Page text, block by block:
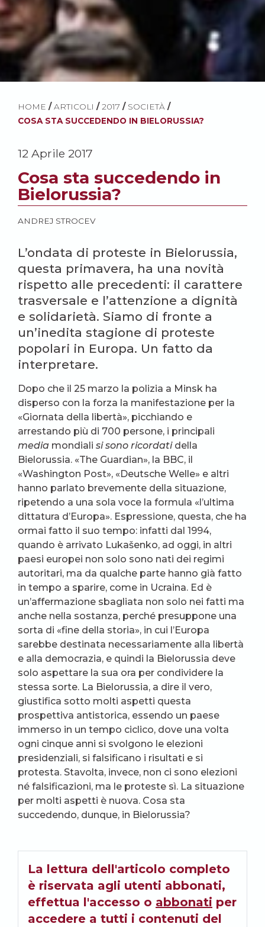
HOME / ARTICOLI / 2017 / SOCIETÀ /
COSA STA SUCCEDENDO IN BIELORUSSIA?
12 Aprile 2017
Cosa sta succedendo in
Bielorussia?
ANDREJ STROCEV
L’ondata di proteste in Bielorussia,
questa primavera, ha una novità
rispetto alle precedenti: il carattere
trasversale e l’attenzione a dignità
e solidarietà. Siamo di fronte a
un’inedita stagione di proteste
popolari in Europa. Un fatto da
interpretare.
Dopo che il 25 marzo la polizia a Minsk ha
disperso con la forza la manifestazione per la
«Giornata della libertà», picchiando e
arrestando più di 700 persone, i principali
media mondiali si sono ricordatidella
Bielorussia. «The Guardian», la BBC, il
«Washington Post», «Deutsche Welle» e altri
hanno parlato brevemente della situazione,
ripetendo a una sola voce la formula «l’ultima
dittatura d’Europa». Espressione, questa, che ha
ormai fatto il suo tempo: infatti dal 1994,
quando è arrivato Lukašenko, ad oggi, in altri
paesi europei non solo sono nati dei regimi
autoritari, ma da qualche parte hanno già fatto
in tempo a sparire, come in Ucraina. Ed è
un’affermazione sbagliata non solo nei fatti ma
anche nella sostanza, perché presuppone una
sorta di «fine della storia», in cui l’Europa
sarebbe destinata necessariamente alla libertà
e alla democrazia, e quindi la Bielorussia deve
solo aspettare la sua ora per condividere la
stessa sorte. La Bielorussia, a dire il vero,
giustifica sotto molti aspetti questa
prospettiva antistorica, essendo un paese
immerso in un tempo ciclico, dove una volta
ogni cinque anni si svolgono le elezioni
presidenziali, si falsificano i risultati e si
protesta. Stavolta, invece, non ci sono elezioni
né falsificazioni, ma le proteste sì. La situazione
per molti aspetti è nuova. Cosa sta
succedendo, dunque, in Bielorussia?
La lettura dell'articolo completo
è riservata agli utenti abbonati,
effettua l'accesso o abbonati per
accedere a tutti i contenuti del